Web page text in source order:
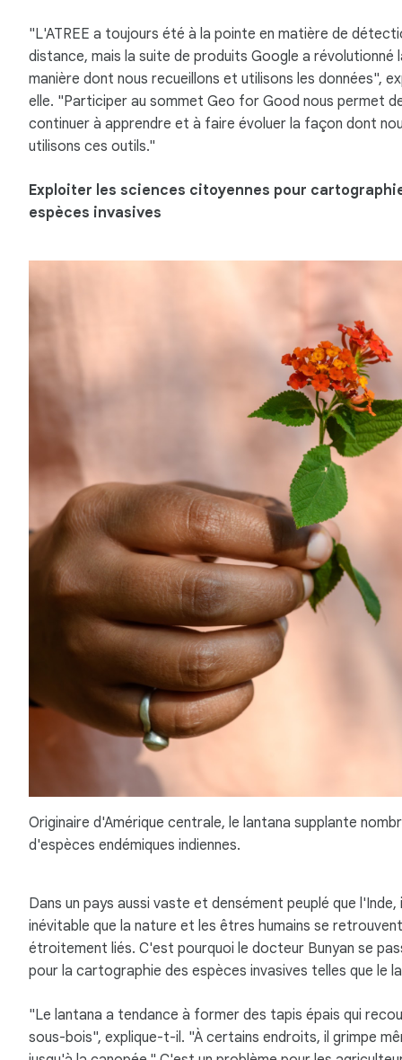
"L'ATREE a toujours été à la pointe en matière de
distance, mais la suite de produits Google a révolutionné
manière dont nous recueillons et utilisons les données",
elle. "Participer au sommet Geo for Good nous permet
continuer à apprendre et à faire évoluer la façon dont
utilisons ces outils."
Exploiter les sciences citoyennes pour
espèces invasives
Originaire d'Amérique centrale, le lantana supplante
d'espèces endémiques indiennes.
Dans un pays aussi vaste et densément peuplé que l'Inde,
inévitable que la nature et les êtres humains se retrouvent
étroitement liés. C'est pourquoi le docteur Bunyan se
pour la cartographie des espèces invasives telles que le
"Le lantana a tendance à former des tapis épais qui
sous-bois", explique-t-il. "À certains endroits, il grimpe